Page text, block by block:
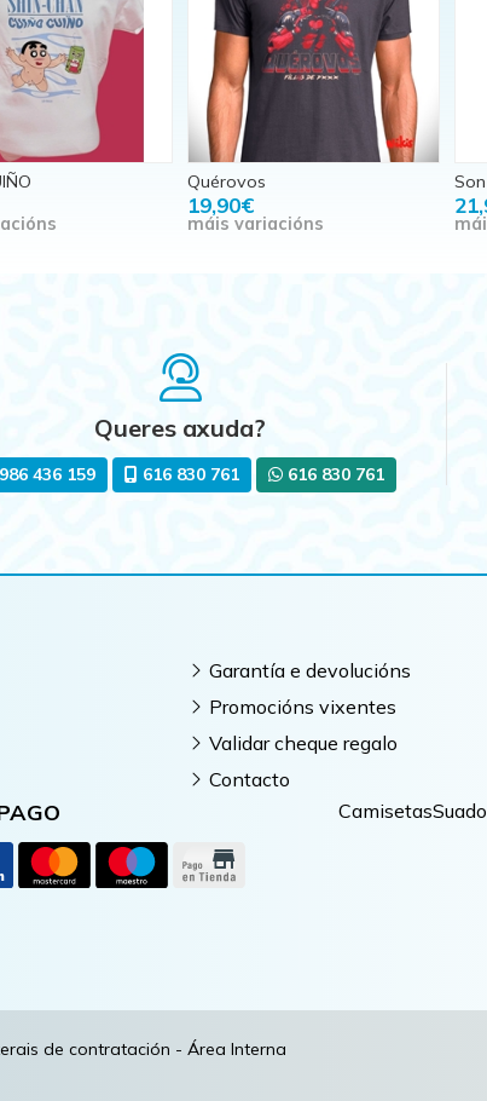
Quérovos
19,90€
máis variacións
Queres axuda?
986 436 159 616 830 761 616 830 761
Garantía e devolucións
Promocións vixentes
Validar cheque regalo
Contacto
Camisetas
de contratación - Área Interna